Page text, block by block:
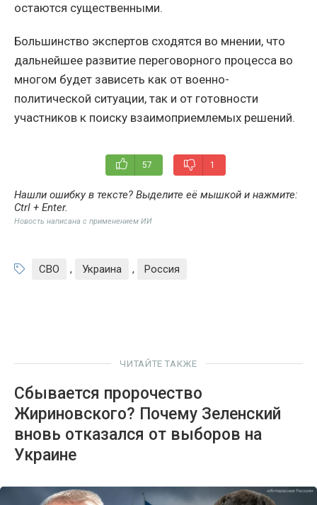
остаются существенными.
Большинство экспертов сходятся во мнении, что
дальнейшее развитие переговорного процесса во
многом будет зависеть как от военно-
политической ситуации, так и от готовности
участников к поиску взаимоприемлемых решений.
57 1
Нашли ошибку в тексте? Выделите её мышкой и нажмите:
Ctrl + Enter.
Новость написана с применением ИИ
СВО , Украина , Россия
ЧИТАЙТЕ ТАКЖЕ
Сбывается пророчество
Жириновского? Почему Зеленский
вновь отказался от выборов на
Украине